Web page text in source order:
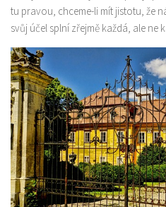
tu pravou, chceme-li mít jistotu, že
svůj účel splní zřejmě každá, ale